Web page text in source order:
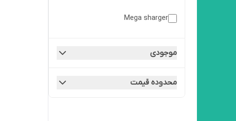
Mega sharger
موجودی
محدوده قیمت